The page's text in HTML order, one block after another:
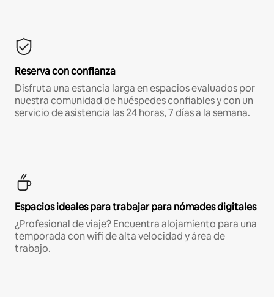
Reserva con confianza
Disfruta una estancia larga en espacios evaluados por
nuestra comunidad de huéspedes confiables y con un
servicio de asistencia las 24 horas, 7 días a la semana.
Espacios ideales para trabajar para nómades digitales
¿Profesional de viaje? Encuentra alojamiento para una
temporada con wifi de alta velocidad y área de
trabajo.